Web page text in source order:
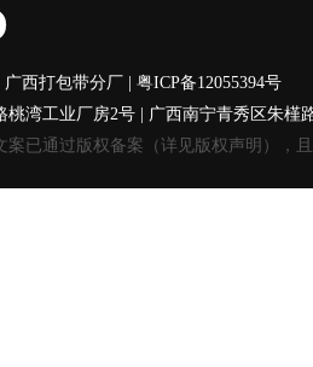
西打包带分厂 | 粤ICP备12055394号
湾工业厂房2号 | 广西南宁青秀区朱槿
案已通过版权备案（详见版权声明），